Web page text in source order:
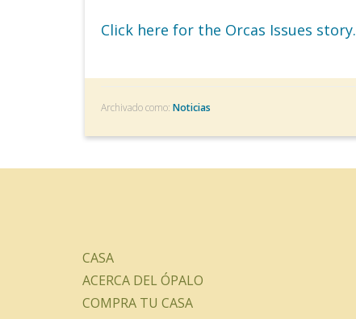
Click here for the Orcas Issues story.
Archivado como: Noticias
CASA
ACERCA DEL ÓPALO
COMPRA TU CASA